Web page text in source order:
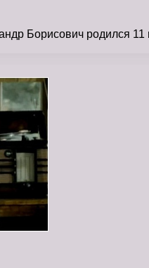
Борисович родился